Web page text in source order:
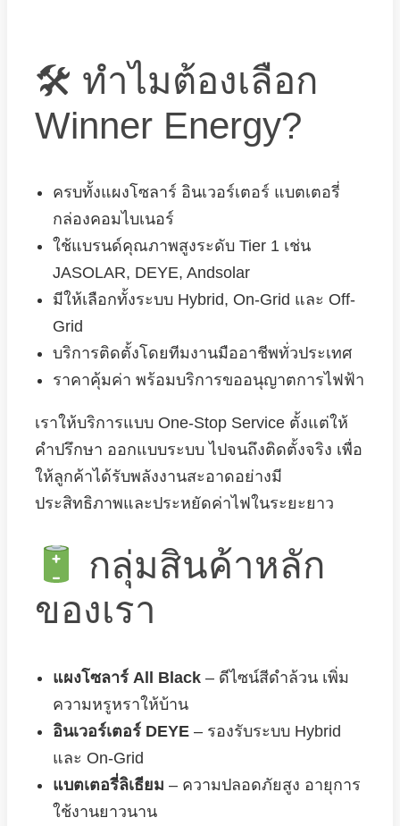
🛠 ทำไมต้องเลือก
Winner Energy?
ครบทั้งแผงโซลาร์ อินเวอร์เตอร์ แบตเตอรี่
กล่องคอมไบเนอร์
ใช้แบรนด์คุณภาพสูงระดับ Tier 1 เช่น
JASOLAR, DEYE, Andsolar
มีให้เลือกทั้งระบบ Hybrid, On-Grid และ Off-
Grid
บริการติดตั้งโดยทีมงานมืออาชีพทั่วประเทศ
ราคาคุ้มค่า พร้อมบริการขออนุญาตการไฟฟ้า
เราให้บริการแบบ One-Stop Service ตั้งแต่ให้
คำปรึกษา ออกแบบระบบ ไปจนถึงติดตั้งจริง เพื่อ
ให้ลูกค้าได้รับพลังงานสะอาดอย่างมี
ประสิทธิภาพและประหยัดค่าไฟในระยะยาว
กลุ่มสินค้าหลัก
ของเรา
แผงโซลาร์ All Black– ดีไซน์สีดำล้วน เพิ่ม
ความหรูหราให้บ้าน
อินเวอร์เตอร์ DEYE– รองรับระบบ Hybrid
และ On-Grid
แบตเตอรี่ลิเธียม – ความปลอดภัยสูง อายุการ
ใช้งานยาวนาน